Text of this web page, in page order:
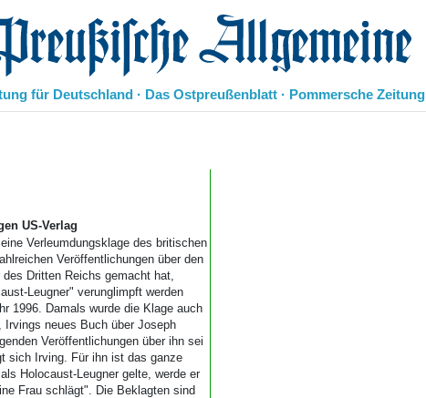
Allgemeine Zeitung
für Deutschland · Das Ostpreußenblatt · Pommersche Zeitung
Leben
Geschichte
Ostpreußen
Pommern
Berlin-Brandenburg
Schlesien
Danzig und Westpreußen
Bücher
US-Verlag
Verleumdungsklage des britischen
Veröffentlichungen über den
Dritten Reichs gemacht hat,
Leugner" verunglimpft werden
1996. Damals wurde die Klage auch
neues Buch über Joseph
Veröffentlichungen über ihn sei
sich Irving. Für ihn ist das ganze
Holocaust-Leugner gelte, werde er
Frau schlägt". Die Beklagten sind